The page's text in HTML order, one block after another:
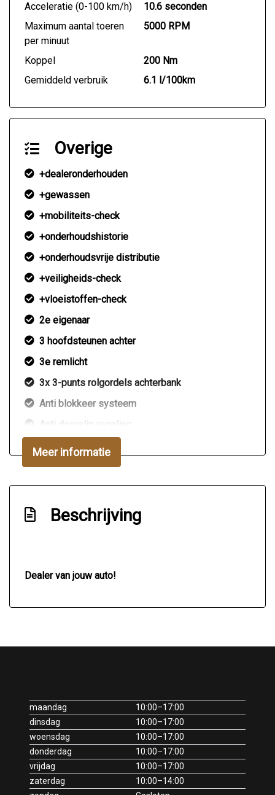
Acceleratie (0-100 km/h)
10.6 seconden
Maximum aantal toeren
per minuut
5000 RPM
Koppel
200 Nm
Gemiddeld verbruik
6.1 l/100km
Overige
+dealeronderhouden
+gewassen
+mobiliteits-check
+onderhoudshistorie
+onderhoudsvrije distributie
+veiligheids-check
+vloeistoffen-check
2e eigenaar
3 hoofdsteunen achter
3e remlicht
3x 3-punts rolgordels achterbank
Anti blokkeer systeem
Anti doorslip regeling
Bestuurdersairbag
Bluetooth
Bluetooth handsfree
Brake assist system
Elektronisch stabiliteits programma
Hoofd airbag(s) achter
Onderhoudsvrije distributie
Parkeersensoren achterbumper
Parkeersensoren voorbumper
Passagiersairbag
Meer informatie
Beschrijving
Dealer van jouw auto!
maandag
10:00–17:00
dinsdag
10:00–17:00
woensdag
10:00–17:00
donderdag
10:00–17:00
vrijdag
10:00–17:00
zaterdag
10:00–14:00